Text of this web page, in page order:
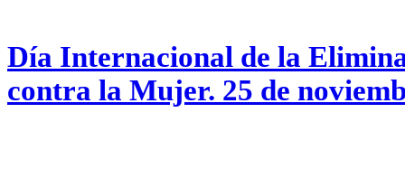
Día Internacional de la
contra la Mujer. 25 de